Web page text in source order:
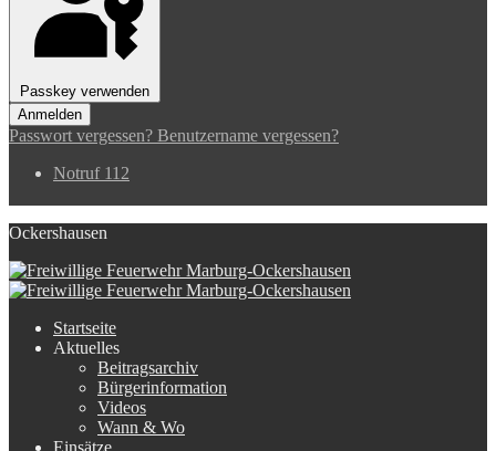
Passkey verwenden
Anmelden
Passwort vergessen? Benutzername vergessen?
Notruf 112
Ockershausen
Startseite
Aktuelles
Beitragsarchiv
Bürgerinformation
Videos
Wann & Wo
Einsätze